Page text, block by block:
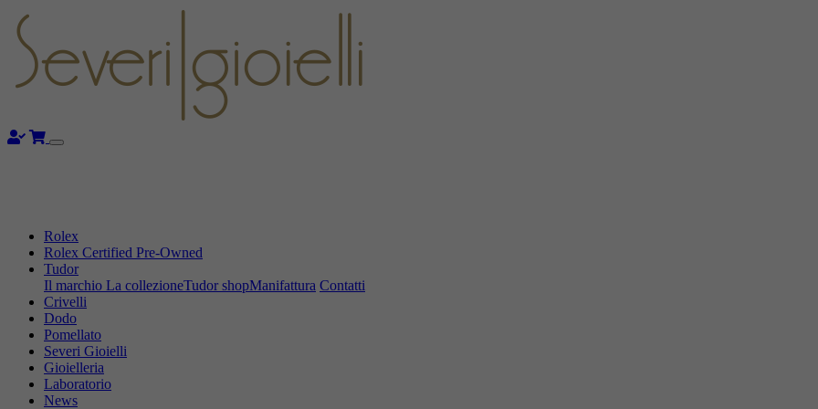
Rolex
Rolex Certified Pre-Owned
Tudor
Il marchio La collezioneTudor shopManifattura Contatti
Crivelli
Dodo
Pomellato
Severi Gioielli
Gioielleria
Laboratorio
News